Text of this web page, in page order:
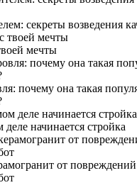
секреты возведения
мечты
почему она такая
начинается стройка
от